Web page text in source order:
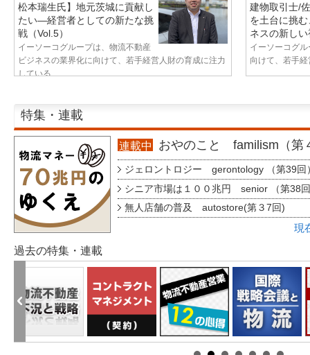
松本瑞生氏】地元茨城に貢献し
たい—経営者としての新たな挑
戦（Vol.5）
イーソーコグループは、物流不動産
ビジネスの業界化に向けて、若手経営人財の育成に注力
している...
建物取引士/
を土台に挑
ネスの新し
イーソーコグ
向けて、若手
特集・連載
連載中 おやのこと familism（第
ジェロントロジー gerontology （第39回
シニア市場は１００兆円 senior （第38
無人店舗の普及 autostore(第３7回)
現
過去の特集・連載